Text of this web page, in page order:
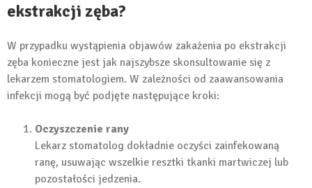
ekstrakcji zęba?
W przypadku wystąpienia objawów zakażenia po ekstrakcji
zęba konieczne jest jak najszybsze skonsultowanie się z
lekarzem stomatologiem. W zależności od zaawansowania
infekcji mogą być podjęte następujące kroki:
Oczyszczenie rany
Lekarz stomatolog dokładnie oczyści zainfekowaną
ranę, usuwając wszelkie resztki tkanki martwiczej lub
pozostałości jedzenia.